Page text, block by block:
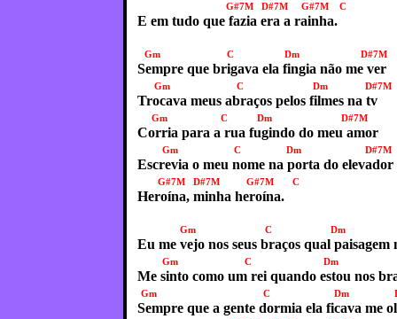
G#7M D#7M G#7M C
E em tudo que fazia era a rainha.
Gm C Dm D#7M
Sempre que brigava ela fingia não me ver
Gm C Dm D#7M
Trocava meus abraços pelos filmes na tv
Gm C Dm D#7M
Corria para a rua fugindo do meu amor
Gm C Dm D#7M
Escrevia o meu nome na porta do elevador
G#7M D#7M G#7M C
Heroína, minha heroína.
Gm C Dm
Eu me vejo nos seus braços qual paisagem
Gm C Dm
Me sinto como um rei quando estou nos
Gm C Dm
Sempre que a gente dormia ela ficava me